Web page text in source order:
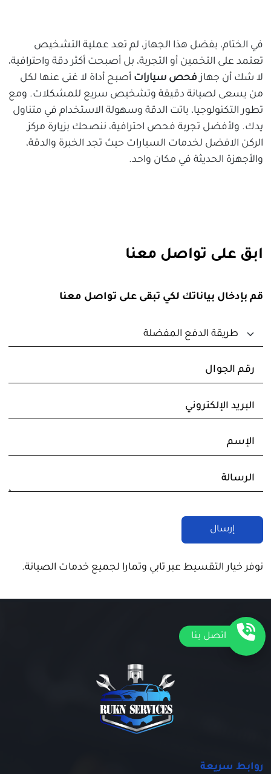
في الختام، بفضل هذا الجهاز، لم تعد عملية التشخيص
تعتمد على التخمين أو التجربة، بل أصبحت أكثر دقة واحترافية،
لا شك أن جهاز فحص سيارات أصبح أداة لا غنى عنها لكل
من يسعى لصيانة دقيقة وتشخيص سريع للمشكلات. ومع
تطور التكنولوجيا، باتت الدقة وسهولة الاستخدام في متناول
يدك. ولأفضل تجربة فحص احترافية، ننصحك بزيارة مركز
الركن الافضل لخدمات السيارات حيث تجد الخبرة والدقة،
والأجهزة الحديثة في مكان واحد.
ابق على تواصل معنا
قم بإدخال بياناتك لكي تبقى على تواصل معنا
نوفر خيار التقسيط عبر تابي وتمارا لجميع خدمات الصيانة.
اتصل بنا
روابط سريعة